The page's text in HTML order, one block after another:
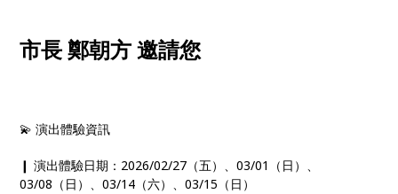
市長 鄭朝方 邀請您
💫 演出體驗資訊
❙ 演出體驗日期：2026/02/27（五）、03/01（日）、
03/08（日）、03/14（六）、03/15（日）